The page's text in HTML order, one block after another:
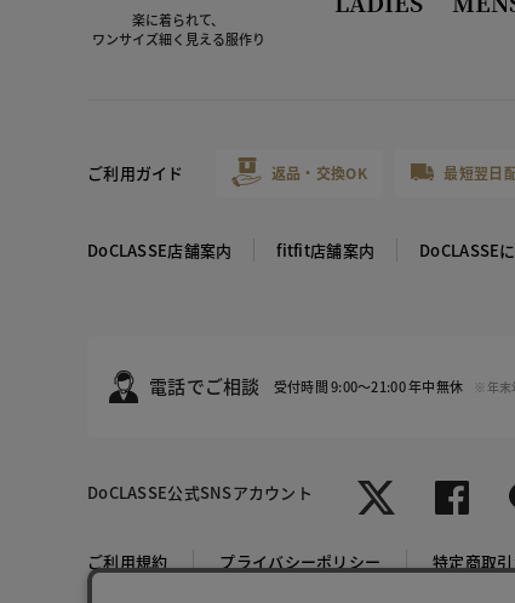
楽に着られて、
ワンサイズ細く見える服作り
ご利用ガイド 返品・交換OK 最短翌日
DoCLASSE店舗案内 fitfit店舗案内 DoCLASSE
電話でご相談 受付時間 9:00～21:00 年中無休 ※年末
DoCLASSE公式SNSアカウント
ご利用規約 プライバシーポリシー 特定商取